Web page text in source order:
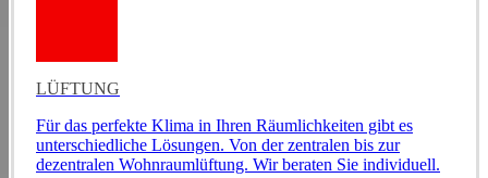
LÜFTUNG
Für das perfekte Klima in Ihren Räumlichkeiten gibt es
unterschiedliche Lösungen. Von der zentralen bis zur
dezentralen Wohnraumlüftung. Wir beraten Sie individuell.